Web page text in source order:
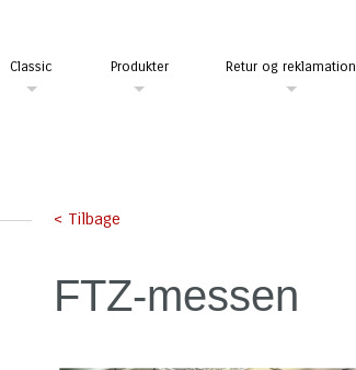
Classic Produkter Retur og reklamation
< Tilbage
FTZ-messen